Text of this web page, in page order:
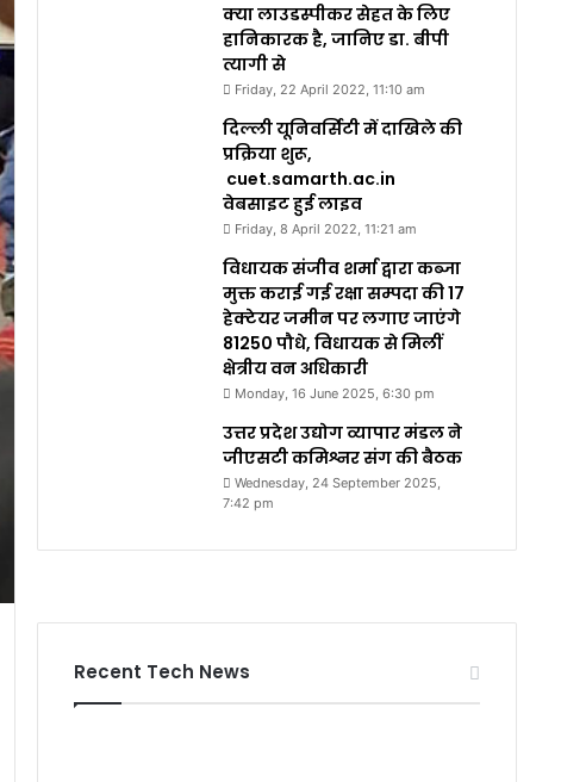
क्या लाउडस्पीकर सेहत के लिए
हानिकारक है, जानिए डा. बीपी
त्यागी से
Friday, 22 April 2022, 11:10 am
दिल्ली यूनिवर्सिटी में दाखिले की
प्रक्रिया शुरू,
cuet.samarth.ac.in
वेबसाइट हुई लाइव
Friday, 8 April 2022, 11:21 am
विधायक संजीव शर्मा द्वारा कब्जा
मुक्त कराई गई रक्षा सम्पदा की 17
हेक्टेयर जमीन पर लगाए जाएंगे
81250 पौधे, विधायक से मिलीं
क्षेत्रीय वन अधिकारी
Monday, 16 June 2025, 6:30 pm
उत्तर प्रदेश उद्योग व्यापार मंडल ने
जीएसटी कमिश्नर संग की बैठक
Wednesday, 24 September 2025,
7:42 pm
Recent Tech News